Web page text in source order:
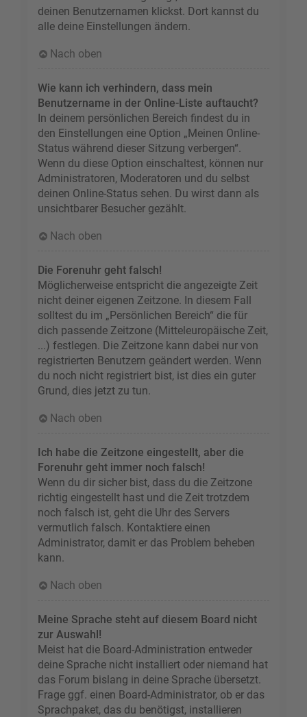
deinen Benutzernamen klickst. Dort kannst du
alle deine Einstellungen ändern.
Nach oben
Wie kann ich verhindern, dass mein
Benutzername in der Online-Liste auftaucht?
In deinem persönlichen Bereich findest du in
den Einstellungen eine Option „Meinen Online-
Status während dieser Sitzung verbergen“.
Wenn du diese Option einschaltest, können nur
Administratoren, Moderatoren und du selbst
deinen Online-Status sehen. Du wirst dann als
unsichtbarer Besucher gezählt.
Nach oben
Die Forenuhr geht falsch!
Möglicherweise entspricht die angezeigte Zeit
nicht deiner eigenen Zeitzone. In diesem Fall
solltest du im „Persönlichen Bereich“ die für
dich passende Zeitzone (Mitteleuropäische Zeit,
...) festlegen. Die Zeitzone kann dabei nur von
registrierten Benutzern geändert werden. Wenn
du noch nicht registriert bist, ist dies ein guter
Grund, dies jetzt zu tun.
Nach oben
Ich habe die Zeitzone eingestellt, aber die
Forenuhr geht immer noch falsch!
Wenn du dir sicher bist, dass du die Zeitzone
richtig eingestellt hast und die Zeit trotzdem
noch falsch ist, geht die Uhr des Servers
vermutlich falsch. Kontaktiere einen
Administrator, damit er das Problem beheben
kann.
Nach oben
Meine Sprache steht auf diesem Board nicht
zur Auswahl!
Meist hat die Board-Administration entweder
deine Sprache nicht installiert oder niemand hat
das Forum bislang in deine Sprache übersetzt.
Frage ggf. einen Board-Administrator, ob er das
Sprachpaket, das du benötigst, installieren